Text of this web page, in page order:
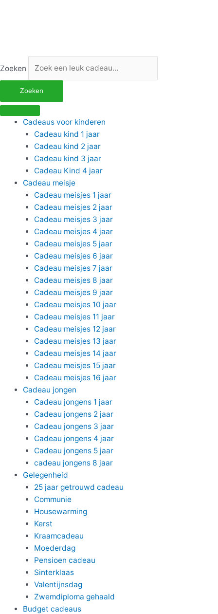
Zoeken
Zoeken
Cadeaus voor kinderen
Cadeau kind 1 jaar
Cadeau kind 2 jaar
Cadeau kind 3 jaar
Cadeau Kind 4 jaar
Cadeau meisje
Cadeau meisjes 1 jaar
Cadeau meisjes 2 jaar
Cadeau meisjes 3 jaar
Cadeau meisjes 4 jaar
Cadeau meisjes 5 jaar
Cadeau meisjes 6 jaar
Cadeau meisjes 7 jaar
Cadeau meisjes 8 jaar
Cadeau meisjes 9 jaar
Cadeau meisjes 10 jaar
Cadeau meisjes 11 jaar
Cadeau meisjes 12 jaar
Cadeau meisjes 13 jaar
Cadeau meisjes 14 jaar
Cadeau meisjes 15 jaar
Cadeau meisjes 16 jaar
Cadeau jongen
Cadeau jongens 1 jaar
Cadeau jongens 2 jaar
Cadeau jongens 3 jaar
Cadeau jongens 4 jaar
Cadeau jongens 5 jaar
cadeau jongens 8 jaar
Gelegenheid
25 jaar getrouwd cadeau
Communie
Housewarming
Kerst
Kraamcadeau
Moederdag
Pensioen cadeau
Sinterklaas
Valentijnsdag
Zwemdiploma gehaald
Budget cadeaus